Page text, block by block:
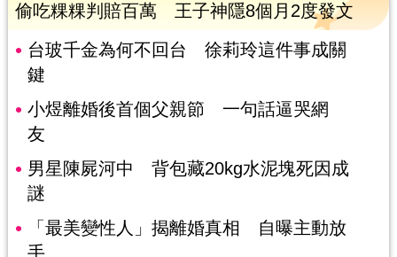
偷吃粿粿判賠百萬 王子神隱8個月2度發文
台玻千金為何不回台 徐莉玲這件事成關
鍵
小煜離婚後首個父親節 一句話逼哭網
友
男星陳屍河中 背包藏20kg水泥塊死因成
謎
「最美變性人」揭離婚真相 自曝主動放
手